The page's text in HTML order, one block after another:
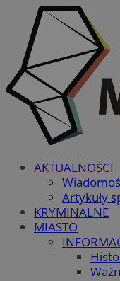
AKTUALNOŚCI
Artykuły
KRYMINALNE
MIASTO